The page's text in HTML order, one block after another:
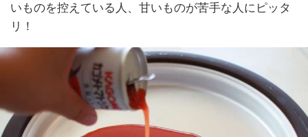
いものを控えている人、甘いものが苦手な人にピッタ
リ！